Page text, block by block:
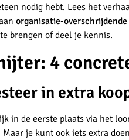
nodig hebt. Lees het
organisatie-
brengen of deel je kennis.
4
in extra
in de eerste plaats via het
je kunt ook iets extra